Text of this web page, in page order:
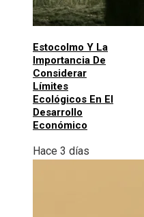
Estocolmo Y La
Importancia De
Considerar
Límites
Ecológicos En El
Desarrollo
Económico
Hace 3 días